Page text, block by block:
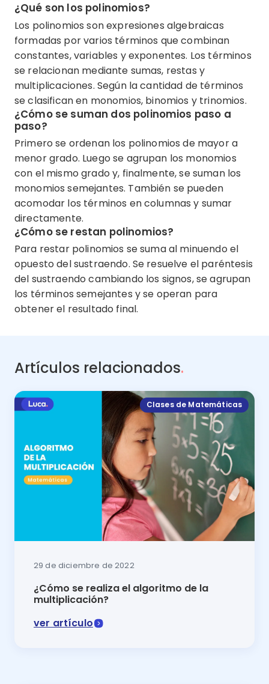
¿Qué son los polinomios?
Los polinomios son expresiones algebraicas
formadas por varios términos que combinan
constantes, variables y exponentes. Los términos
se relacionan mediante sumas, restas y
multiplicaciones. Según la cantidad de términos
se clasifican en monomios, binomios y trinomios.
¿Cómo se suman dos polinomios paso a
paso?
Primero se ordenan los polinomios de mayor a
menor grado. Luego se agrupan los monomios
con el mismo grado y, finalmente, se suman los
monomios semejantes. También se pueden
acomodar los términos en columnas y sumar
directamente.
¿Cómo se restan polinomios?
Para restar polinomios se suma al minuendo el
opuesto del sustraendo. Se resuelve el paréntesis
del sustraendo cambiando los signos, se agrupan
los términos semejantes y se operan para
obtener el resultado final.
Artículos relacionados.
Clases de Matemáticas
29 de diciembre de 2022
¿Cómo se realiza el algoritmo de la
multiplicación?
ver artículo